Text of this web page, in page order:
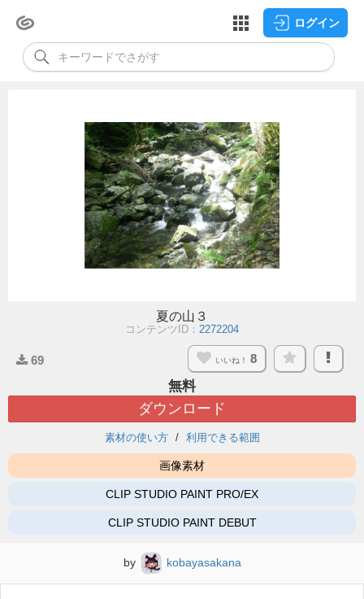
ログイン
夏の山３
コンテンツID： 2272204
69 いいね！ 8
無料
ダウンロード
素材の使い方 利用できる範囲
画像素材
CLIP STUDIO PAINT PRO/EX
CLIP STUDIO PAINT DEBUT
by kobayasakana